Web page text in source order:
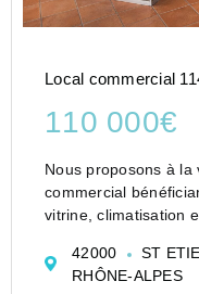
Local commercial
110 000€
Nous proposons à
commercial
vitrine, climatisation
sur axe piétons.
Surface commerciale
42000 ST
RHÔNE-ALPES